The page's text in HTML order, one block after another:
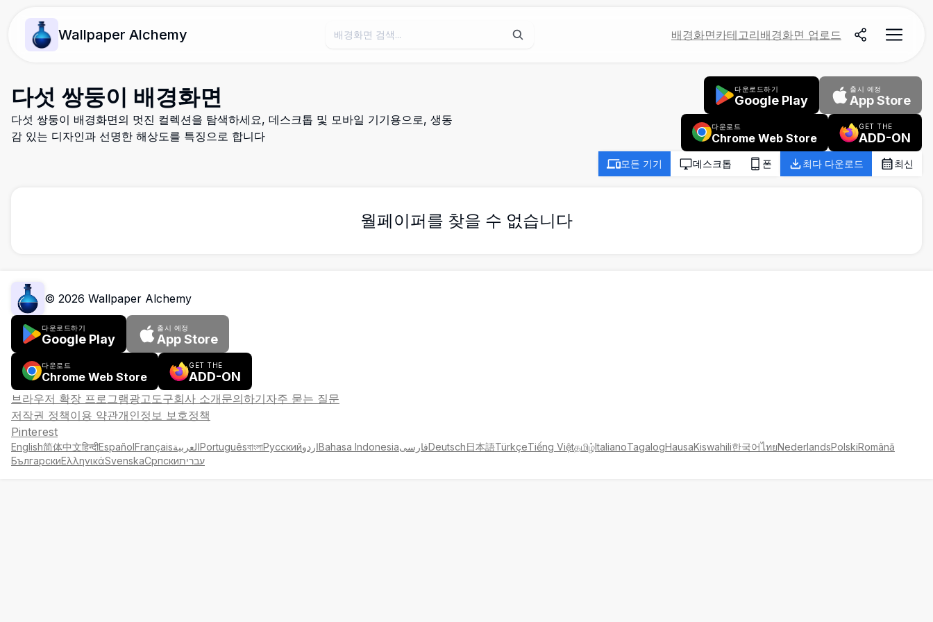
Wallpaper Alchemy 배경화면카테고리배경화면 업로드
다섯 쌍둥이 배경화면
다섯 쌍둥이 배경화면의 멋진 컬렉션을 탐색하세요, 데스크톱 및 모바일 기기용으로, 생동
감 있는 디자인과 선명한 해상도를 특징으로 합니다
다운로드하기
Google Play
출시 예정
App Store
다운로드
Chrome Web Store
GET THE
ADD-ON
모든 기기 데스크톱 폰 최다 다운로드 최신
월페이퍼를 찾을 수 없습니다
© 2026 Wallpaper Alchemy
다운로드하기
Google Play
출시 예정
App Store
다운로드
Chrome Web Store
GET THE
ADD-ON
브라우저 확장 프로그램광고도구회사 소개문의하기자주 묻는 질문
저작권 정책이용 약관개인정보 보호정책
Pinterest
English简体中文हिन्दीEspañolFrançaisالعربيةPortuguêsবাংলাРусскийاردوBahasa IndonesiaفارسیDeutsch日本語TürkçeTiếng Việtதமிழ்ItalianoTagalogHausaKiswahili한국어ไทยNederlandsPolskiRomână
БългарскиΕλληνικάSvenskaСрпскиעברית